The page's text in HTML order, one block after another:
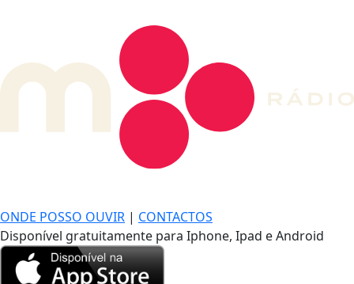
ONDE POSSO OUVIR | CONTACTOS
Disponível gratuitamente para Iphone, Ipad e Android